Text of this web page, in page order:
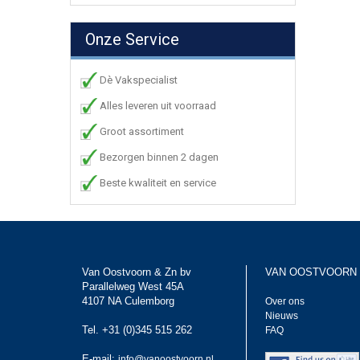
Onze Service
Dè Vakspecialist
Alles leveren uit voorraad
Groot assortiment
Bezorgen binnen 2 dagen
Beste kwaliteit en service
Van Oostvoorn & Zn bv
Parallelweg West 45A
4107 NA Culemborg
Tel. +31 (0)345 515 262
VAN OOSTVOORN
Over ons
Nieuws
FAQ